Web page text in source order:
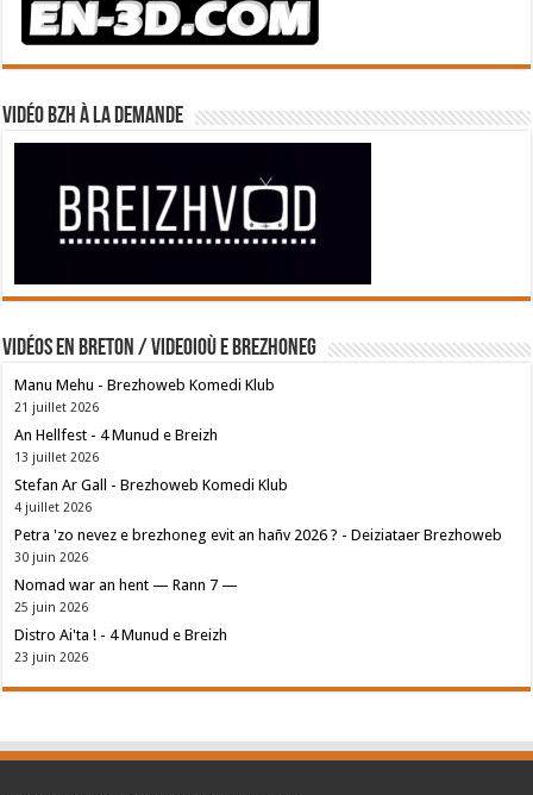
Vidéo BZH à la demande
Vidéos en breton / Videoioù e brezhoneg
Manu Mehu - Brezhoweb Komedi Klub
21 juillet 2026
An Hellfest - 4 Munud e Breizh
13 juillet 2026
Stefan Ar Gall - Brezhoweb Komedi Klub
4 juillet 2026
Petra 'zo nevez e brezhoneg evit an hañv 2026 ? - Deiziataer Brezhoweb
30 juin 2026
Nomad war an hent — Rann 7 —
25 juin 2026
Distro Ai'ta ! - 4 Munud e Breizh
23 juin 2026